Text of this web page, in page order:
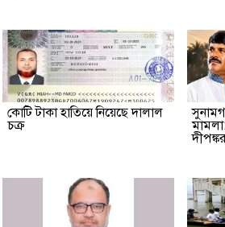
কোটি টাকা হাতিয়ে নিয়েছে দালাল
চক্র